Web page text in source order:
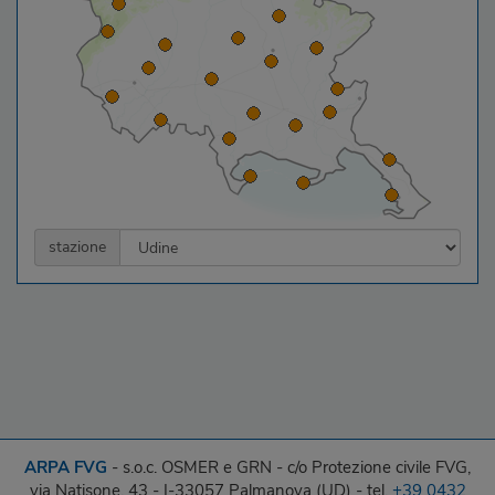
stazione
ARPA FVG - s.o.c. OSMER e GRN - c/o Protezione civile FVG,
via Natisone, 43 - I-33057 Palmanova (UD) - tel. +39 0432